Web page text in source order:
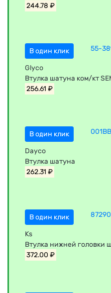
244.78 ₽
В один клик 55-
Glyco
Втулка шатуна ком/кт
256.61 ₽
В один клик
Dayco
Втулка шатуна
262.31 ₽
В один клик
Ks
Втулка нижней головки
372.00 ₽